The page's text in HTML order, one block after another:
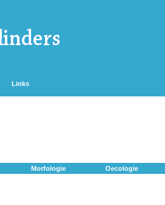
Links
Morfologie Oecologie